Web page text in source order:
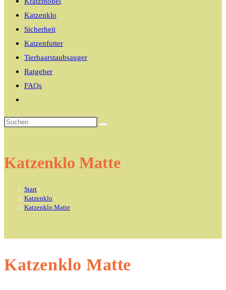
Katzenklo
Sicherheit
Katzenfutter
Tierhaarstaubsauger
Ratgeber
FAQs
umschalten
Katzenklo Matte
Start>
Katzenklo>
Katzenklo Matte
Katzenklo Matte